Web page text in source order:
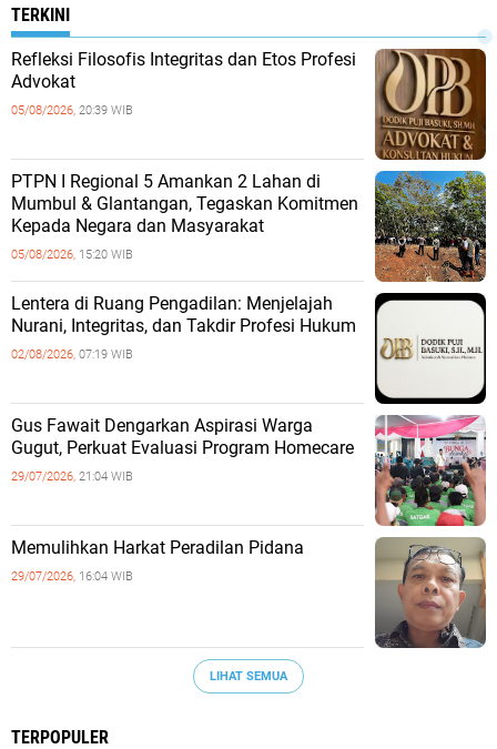
TERKINI
Refleksi Filosofis Integritas dan Etos Profesi
Advokat
05/08/2026, 20:39 WIB
PTPN I Regional 5 Amankan 2 Lahan di
Mumbul & Glantangan, Tegaskan Komitmen
Kepada Negara dan Masyarakat
05/08/2026, 15:20 WIB
​Lentera di Ruang Pengadilan: Menjelajah
Nurani, Integritas, dan Takdir Profesi Hukum
02/08/2026, 07:19 WIB
‎Gus Fawait Dengarkan Aspirasi Warga
Gugut, Perkuat Evaluasi Program Homecare ‎
29/07/2026, 21:04 WIB
Memulihkan Harkat Peradilan Pidana
29/07/2026, 16:04 WIB
LIHAT SEMUA
TERPOPULER